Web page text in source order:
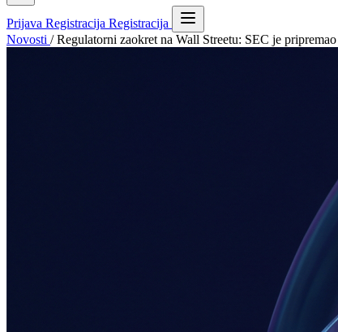
Prijava Registracija Registracija
Novosti / Regulatorni zaokret na Wall Streetu: SEC je